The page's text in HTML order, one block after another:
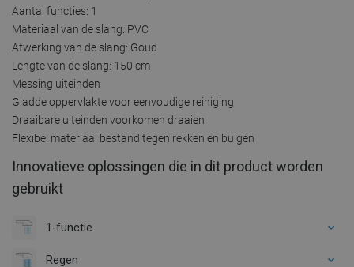
Aantal functies: 1
Materiaal van de slang: PVC
Afwerking van de slang: Goud
Lengte van de slang: 150 cm
Messing uiteinden
Gladde oppervlakte voor eenvoudige reiniging
Draaibare uiteinden voorkomen draaien
Flexibel materiaal bestand tegen rekken en buigen
Innovatieve oplossingen die in dit product worden
gebruikt
1-functie
Regen